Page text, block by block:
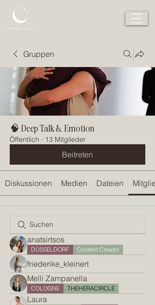
Gruppen
🧠 Deep Talk & Emotion
Öffentlich · 13 Mitglieder
Beitreten
Diskussionen Medien Dateien
anatsirtsos
DÜSSELDORF Content Creator
friederike_kleinert
Melli Zampanella
COLOGNE THEHERACIRCLE
Laura